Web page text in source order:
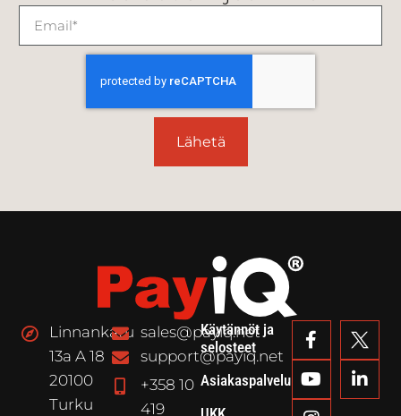
Lähetä
Linnankatu
13a A 18
20100
Turku
sales@payiq.net
support@payiq.net
+358 10
419
Käytännöt ja
selosteet
Asiakaspalvelu